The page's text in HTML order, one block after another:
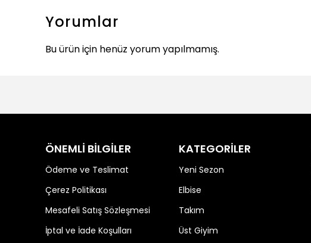
Yorumlar
Bu ürün için henüz yorum yapılmamış.
ÖNEMLİ BİLGİLER
Ödeme ve Teslimat
Çerez Politikası
Mesafeli Satış Sözleşmesi
İptal ve İade Koşulları
KATEGORİLER
Yeni Sezon
Elbise
Takım
Üst Giyim